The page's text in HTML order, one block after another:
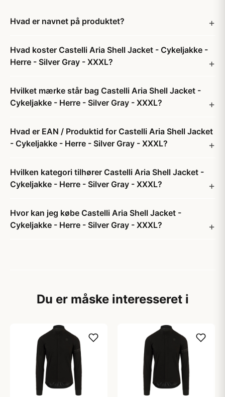
Hvad er navnet på produktet?
Hvad koster Castelli Aria Shell Jacket - Cykeljakke -
Herre - Silver Gray - XXXL?
Hvilket mærke står bag Castelli Aria Shell Jacket -
Cykeljakke - Herre - Silver Gray - XXXL?
Hvad er EAN / Produktid for Castelli Aria Shell Jacket
- Cykeljakke - Herre - Silver Gray - XXXL?
Hvilken kategori tilhører Castelli Aria Shell Jacket -
Cykeljakke - Herre - Silver Gray - XXXL?
Hvor kan jeg købe Castelli Aria Shell Jacket -
Cykeljakke - Herre - Silver Gray - XXXL?
Du er måske interesseret i